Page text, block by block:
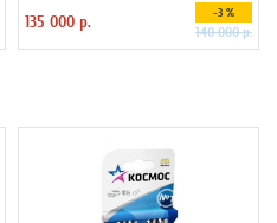
135 000 р. -3 %
140 000 р.